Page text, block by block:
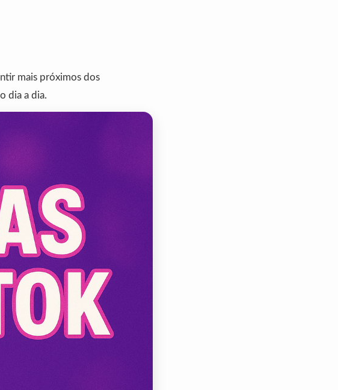
mais próximos dos
dia a dia.